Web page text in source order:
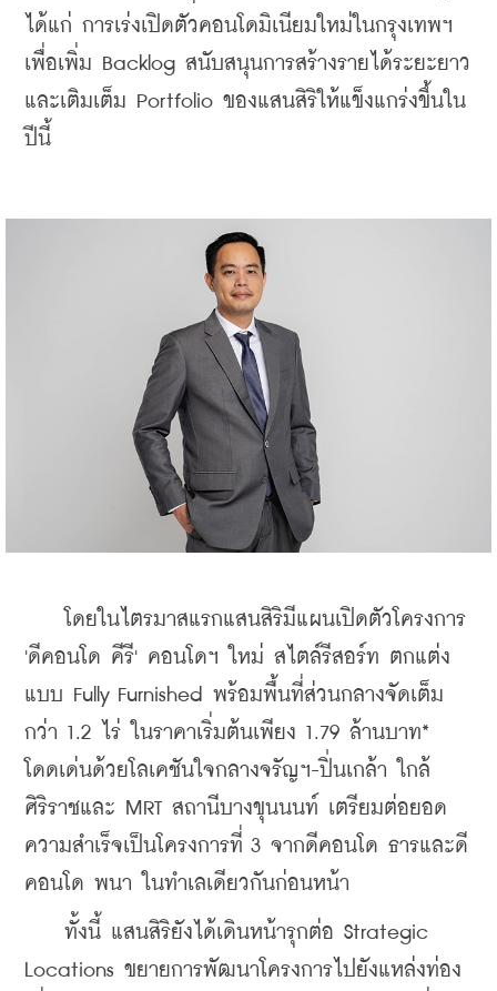
ได้แก่ การเร่งเปิดตัวคอนโดมิเนียมใหม่ในกรุงเทพฯ
เพื่อเพิ่ม Backlog สนับสนุนการสร้างรายได้ระยะยาว
และเติมเต็ม Portfolio ของแสนสิริให้แข็งแกร่งขึ้นใน
ปีนี้
โดยในไตรมาสแรกแสนสิริมีแผนเปิดตัวโครงการ
'ดีคอนโด คีรี' คอนโดฯ ใหม่ สไตล์รีสอร์ท ตกแต่ง
แบบ Fully Furnished พร้อมพื้นที่ส่วนกลางจัดเต็ม
กว่า 1.2 ไร่ ในราคาเริ่มต้นเพียง 1.79 ล้านบาท*
โดดเด่นด้วยโลเคชันใจกลางจรัญฯ-ปิ่นเกล้า ใกล้
ศิริราชและ MRT สถานีบางขุนนนท์ เตรียมต่อยอด
ความสำเร็จเป็นโครงการที่ 3 จากดีคอนโด ธารและดี
คอนโด พนา ในทำเลเดียวกันก่อนหน้า
ทั้งนี้ แสนสิริยังได้เดินหน้ารุกต่อ Strategic
Locations ขยายการพัฒนาโครงการไปยังแหล่งท่อง